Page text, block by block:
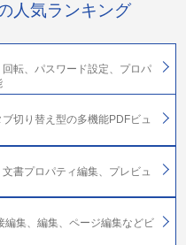
人気ランキング
転、パスワード設定、プロパ
切り替え型の多機能PDFビュ
書プロパティ編集、プレビュ
編集、編集、ページ編集などビ